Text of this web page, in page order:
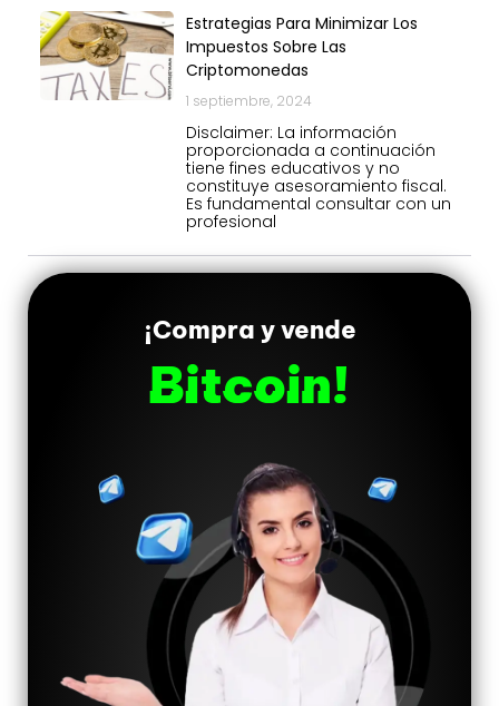
Estrategias Para Minimizar Los
Impuestos Sobre Las
Criptomonedas
1 septiembre, 2024
Disclaimer: La información
proporcionada a continuación
tiene fines educativos y no
constituye asesoramiento fiscal.
Es fundamental consultar con un
profesional
¡Compra y vende
Bitcoin!